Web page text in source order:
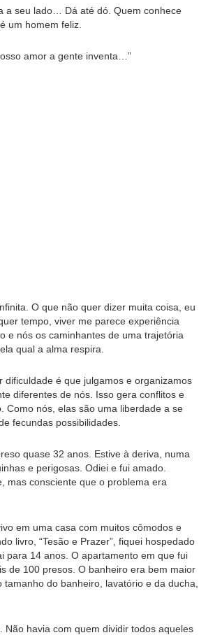
a seu lado… Dá até dó. Quem conhece
um homem feliz.
amor a gente inventa…”
O que não quer dizer muita coisa, eu
tempo, viver me parece experiência
e nós os caminhantes de uma trajetória
qual a alma respira.
dificuldade é que julgamos e organizamos
diferentes de nós. Isso gera conflitos e
Como nós, elas são uma liberdade a se
fecundas possibilidades.
quase 32 anos. Estive à deriva, numa
e perigosas. Odiei e fui amado.
mas consciente que o problema era
em uma casa com muitos cômodos e
livro, “Tesão e Prazer”, fiquei hospedado
para 14 anos. O apartamento em que fui
de 100 presos. O banheiro era bem maior
do banheiro, lavatório e da ducha,
havia com quem dividir todos aqueles